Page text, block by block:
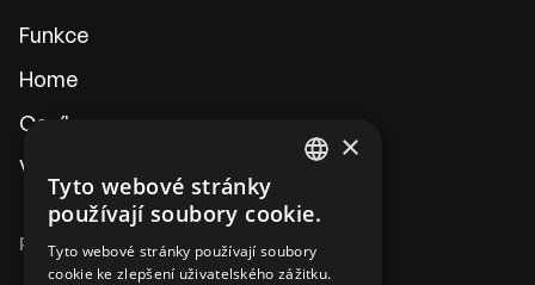
Funkce
Home
Ceník
Vyžádat ukázku
Podpora Jazyk
×
Tyto webové stránky
používají soubory cookie.
Tyto webové stránky používají soubory
cookie ke zlepšení uživatelského zážitku.